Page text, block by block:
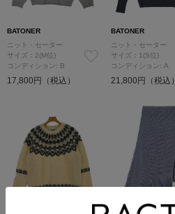
BATONER
ニット・セーター
サイズ：2(M位)
コンディション: B
17,800円（税込）
BATONER
ニット・セーター
サイズ：1(S位)
コンディション: A
21,800円（税込）